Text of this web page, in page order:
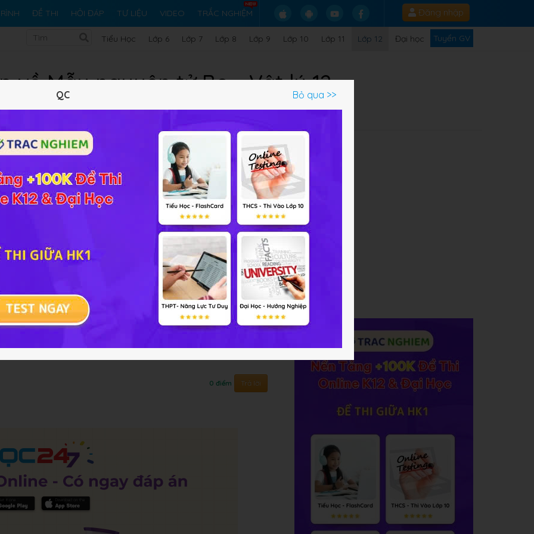
ĐỀ THI HỎI ĐÁP TƯ LIỆU VIDEO TRẮC NGHIỆM Đăng nhập
Tiểu Học Lớp 6 Lớp 7 Lớp 8 Lớp 9 Lớp 10 Lớp 11 Lớp 12 Đại học Tuyển GV
về Mẫu nguyên tử Bo - Vật lý 12
Vật lý 12 Bài 33 Mẫu nguyên tử Bo
các em vui lòng đặt câu
câu hỏi nằm trong phần bài tập SGK, bài tập nâng cao,
em. Chúc các em học sinh có nền tảng kiến thức Vật lý thật
thái dừng của nguyên tử hidro được tính theo
3,...) . Cho một chùm electron bắn phá các
kích thích chúng chuyển lên trạng thái M. Vận tốc
0 điểm Trả lời
QC Bỏ qua >>